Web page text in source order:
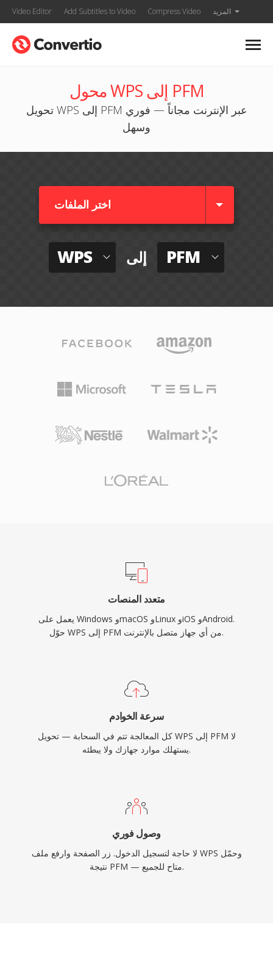
Video Editor Add Subtitles to Video Compress Video المزيد
محول WPS إلى PFM
تحويل WPS إلى PFM عبر الإنترنت مجاناً — فوري
وسهل
اختر الملفات
WPS إلى PFM
متعدد المنصات
يعمل على Windows وmacOS وLinux وiOS وAndroid.
حوّل WPS إلى PFM من أي جهاز متصل بالإنترنت.
سرعة الخوادم
كل المعالجة تتم في السحابة — تحويل WPS إلى PFM لا
يستهلك موارد جهازك ولا يبطئه.
وصول فوري
لا حاجة لتسجيل الدخول. زر الصفحة وارفع ملف WPS وحمّل
نتيجة PFM — متاح للجميع.